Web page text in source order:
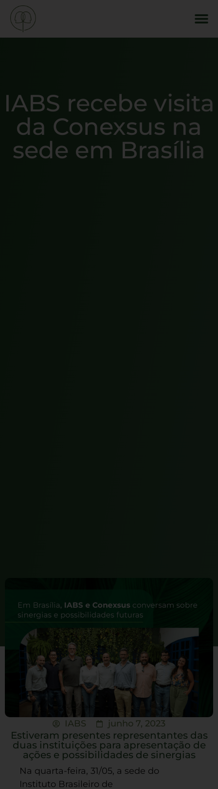
IABS recebe visita
da Conexsus na
sede em Brasília
IABS junho 7, 2023
Estiveram presentes representantes das
duas instituições para apresentação de
ações e possibilidades de sinergias
Na quarta-feira, 31/05, a sede do
Instituto Brasileiro de